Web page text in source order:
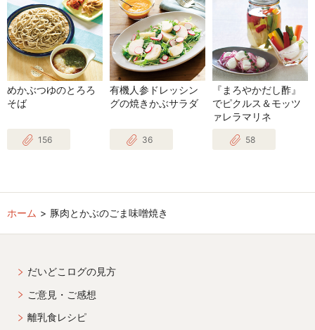
めかぶつゆのとろろ
そば
156
有機人参ドレッシン
グの焼きかぶサラダ
36
『まろやかだし酢』
でピクルス＆モッツ
ァレラマリネ
58
ホーム 豚肉とかぶのごま味噌焼き
だいどこログの見方
ご意見・ご感想
離乳食レシピ